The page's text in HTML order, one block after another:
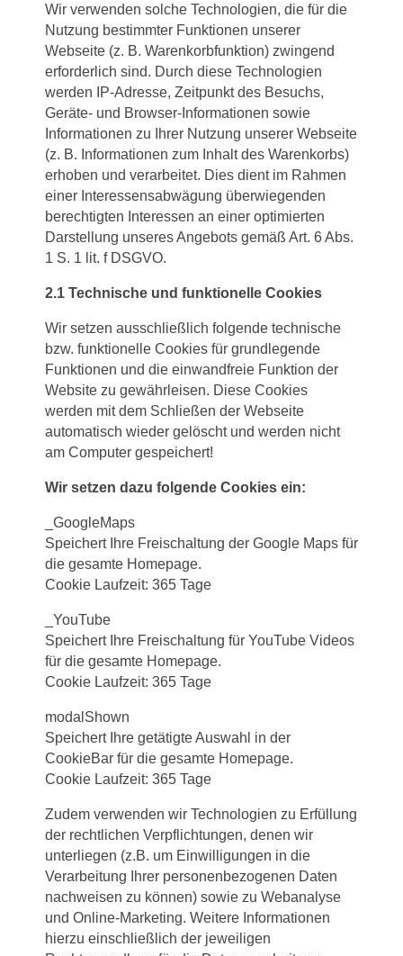
Wir verwenden solche Technologien, die für die
Nutzung bestimmter Funktionen unserer
Webseite (z. B. Warenkorbfunktion) zwingend
erforderlich sind. Durch diese Technologien
werden IP-Adresse, Zeitpunkt des Besuchs,
Geräte- und Browser-Informationen sowie
Informationen zu Ihrer Nutzung unserer Webseite
(z. B. Informationen zum Inhalt des Warenkorbs)
erhoben und verarbeitet. Dies dient im Rahmen
einer Interessensabwägung überwiegenden
berechtigten Interessen an einer optimierten
Darstellung unseres Angebots gemäß Art. 6 Abs.
1 S. 1 lit. f DSGVO.
2.1 Technische und funktionelle Cookies
Wir setzen ausschließlich folgende technische
bzw. funktionelle Cookies für grundlegende
Funktionen und die einwandfreie Funktion der
Website zu gewährleisen. Diese Cookies
werden mit dem Schließen der Webseite
automatisch wieder gelöscht und werden nicht
am Computer gespeichert!
Wir setzen dazu folgende Cookies ein:
_GoogleMaps
Speichert Ihre Freischaltung der Google Maps für
die gesamte Homepage.
Cookie Laufzeit: 365 Tage
_YouTube
Speichert Ihre Freischaltung für YouTube Videos
für die gesamte Homepage.
Cookie Laufzeit: 365 Tage
modalShown
Speichert Ihre getätigte Auswahl in der
CookieBar für die gesamte Homepage.
Cookie Laufzeit: 365 Tage
Zudem verwenden wir Technologien zu Erfüllung
der rechtlichen Verpflichtungen, denen wir
unterliegen (z.B. um Einwilligungen in die
Verarbeitung Ihrer personenbezogenen Daten
nachweisen zu können) sowie zu Webanalyse
und Online-Marketing. Weitere Informationen
hierzu einschließlich der jeweiligen